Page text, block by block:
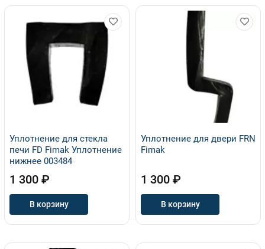
Уплотнение для стекла
печи FD Fimak Уплотнение
нижнее 003484
1 300 ₽
В корзину
Уплотнение для двери FRN
Fimak
1 300 ₽
В корзину